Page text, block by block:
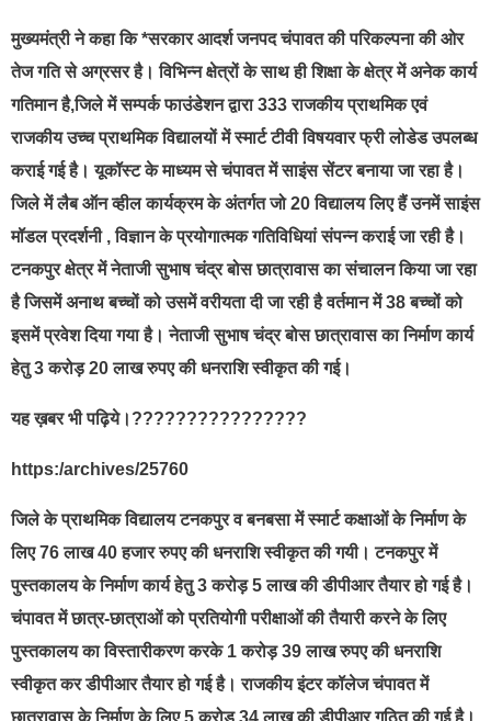
मुख्यमंत्री ने कहा कि *सरकार आदर्श जनपद चंपावत की परिकल्पना की ओर
तेज गति से अग्रसर है। विभिन्न क्षेत्रों के साथ ही शिक्षा के क्षेत्र में अनेक कार्य
गतिमान है,जिले में सम्पर्क फाउंडेशन द्वारा 333 राजकीय प्राथमिक एवं
राजकीय उच्च प्राथमिक विद्यालयों में स्मार्ट टीवी विषयवार फ्री लोडेड उपलब्ध
कराई गई है। यूकॉस्ट के माध्यम से चंपावत में साइंस सेंटर बनाया जा रहा है।
जिले में लैब ऑन व्हील कार्यक्रम के अंतर्गत जो 20 विद्यालय लिए हैं उनमें साइंस
मॉडल प्रदर्शनी , विज्ञान के प्रयोगात्मक गतिविधियां संपन्न कराई जा रही है।
टनकपुर क्षेत्र में नेताजी सुभाष चंद्र बोस छात्रावास का संचालन किया जा रहा
है जिसमें अनाथ बच्चों को उसमें वरीयता दी जा रही है वर्तमान में 38 बच्चों को
इसमें प्रवेश दिया गया है। नेताजी सुभाष चंद्र बोस छात्रावास का निर्माण कार्य
हेतु 3 करोड़ 20 लाख रुपए की धनराशि स्वीकृत की गई।
यह ख़बर भी पढ़िये।????????????????
https:/archives/25760
जिले के प्राथमिक विद्यालय टनकपुर व बनबसा में स्मार्ट कक्षाओं के निर्माण के
लिए 76 लाख 40 हजार रुपए की धनराशि स्वीकृत की गयी। टनकपुर में
पुस्तकालय के निर्माण कार्य हेतु 3 करोड़ 5 लाख की डीपीआर तैयार हो गई है।
चंपावत में छात्र-छात्राओं को प्रतियोगी परीक्षाओं की तैयारी करने के लिए
पुस्तकालय का विस्तारीकरण करके 1 करोड़ 39 लाख रुपए की धनराशि
स्वीकृत कर डीपीआर तैयार हो गई है। राजकीय इंटर कॉलेज चंपावत में